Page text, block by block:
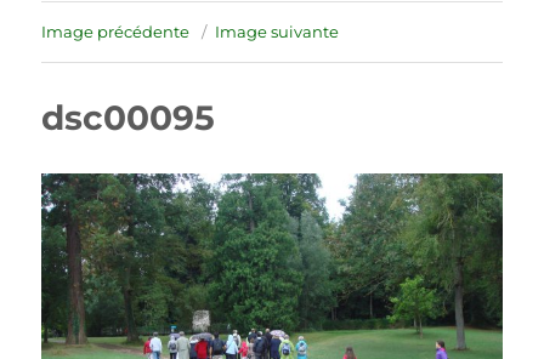
Image précédente Image suivante
dsc00095